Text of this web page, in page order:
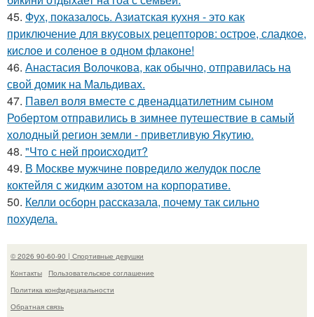
45. Фух, показалось. Азиатская кухня - это как
приключение для вкусовых рецепторов: острое, сладкое,
кислое и соленое в одном флаконе!
46. Анастасия Волочкова, как обычно, отправилась на
свой домик на Мальдивах.
47. Павел воля вместе с двенадцатилетним сыном
Робертом отправились в зимнее путешествие в самый
холодный регион земли - приветливую Якутию.
48. "Что с ней происходит?
49. В Москве мужчине повредило желудок после
коктейля с жидким азотом на корпоративе.
50. Келли осборн рассказала, почему так сильно
похудела.
© 2026 90-60-90 | Спортивные девушки
Контакты
Пользовательское соглашение
Политика конфидециальности
Обратная связь